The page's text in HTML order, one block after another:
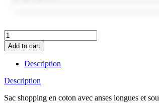
MO9596-
06
quantity
Add to cart
Description
Description
Sac shopping en coton avec anses longues et